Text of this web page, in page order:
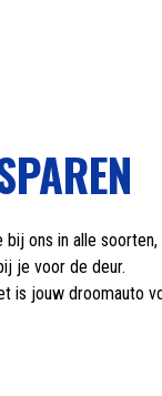
ons in alle
je voor de deur.
is jouw droomauto